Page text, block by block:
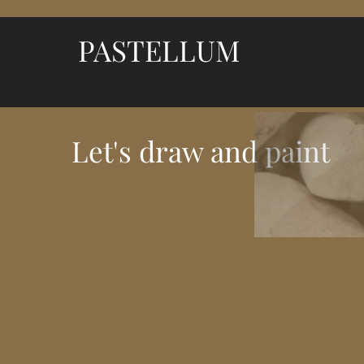
PASTELLUM
Let's draw and paint